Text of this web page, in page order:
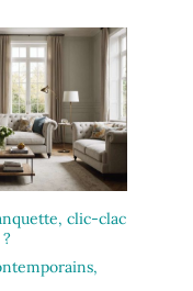
clic-clac
,